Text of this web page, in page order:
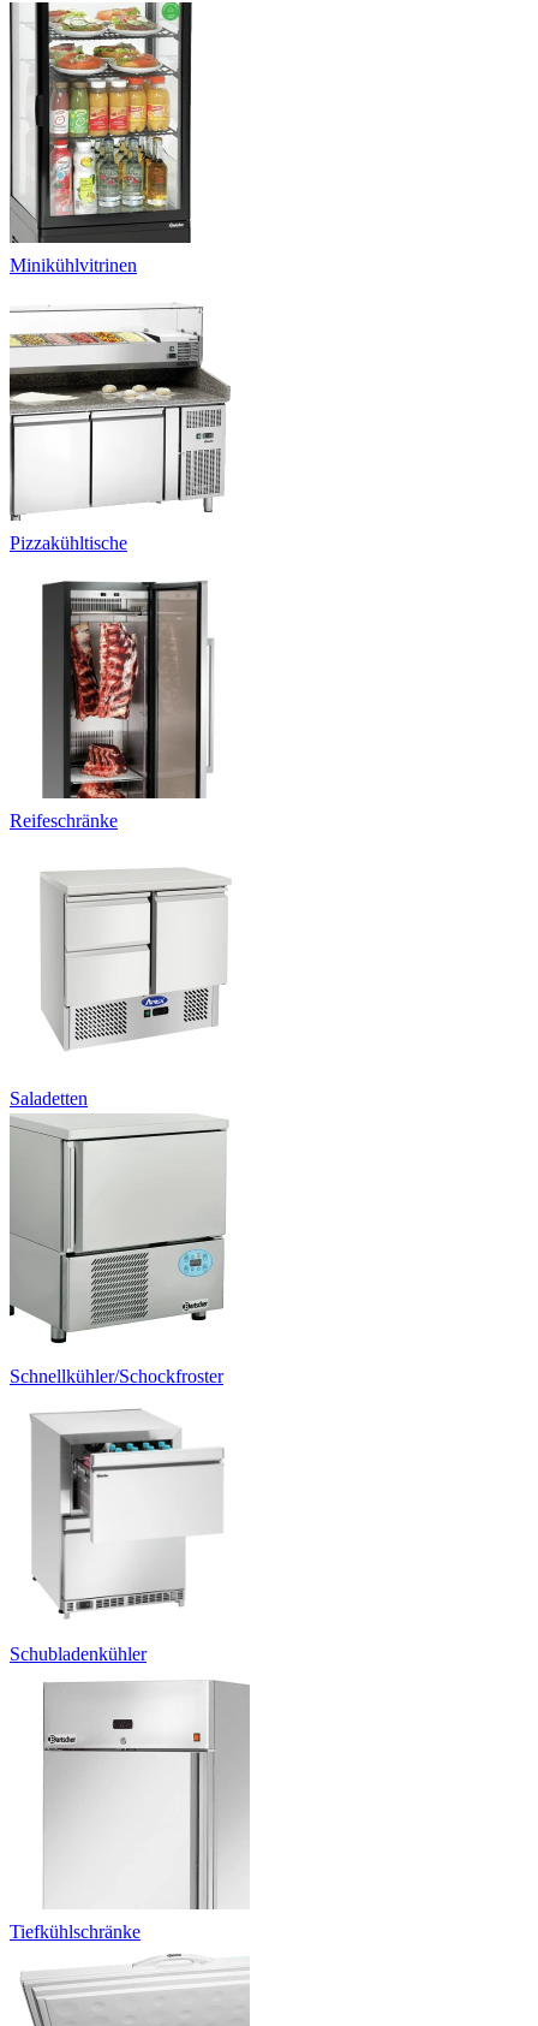
Minikühlvitrinen
Pizzakühltische
Reifeschränke
Saladetten
Schnellkühler/Schockfroster
Schubladenkühler
Tiefkühlschränke